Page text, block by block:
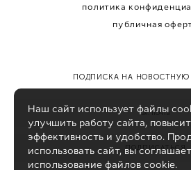
политика
публичнaя
ПОДПИСКА НА НОВОСТНУЮ
ПОДПИСАТЬСЯ
Наш сайт использует файлы
улучшить работу сайта,
эффективность и удобство.
использовать сайт, вы
использование файлов cookie.